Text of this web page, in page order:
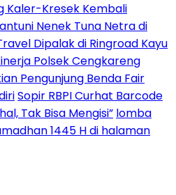
Kaler-Kresek Kembali
Nenek Tuna Netra di
Dipalak di Ringroad Kayu
Polsek Cengkareng
Pengunjung Benda Fair
Sopir RBPI Curhat Barcode
Tak Bisa Mengisi” lomba
1445 H di halaman